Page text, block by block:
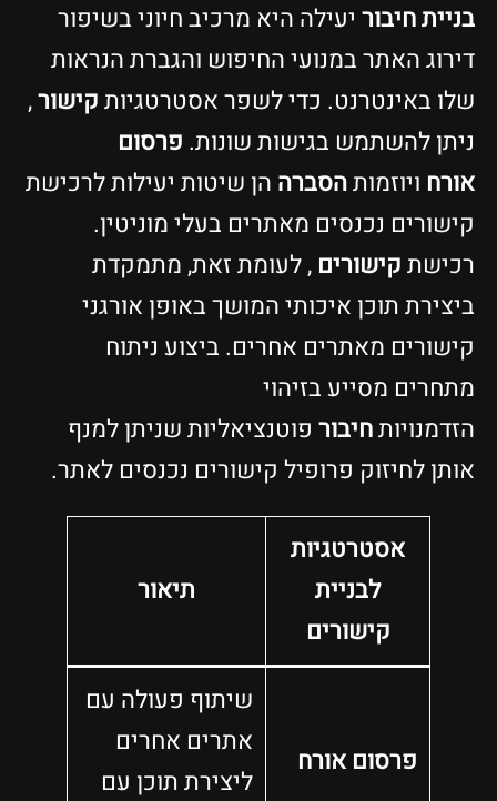
בניית חיבור יעילה היא מרכיב חיוני בשיפור
דירוג האתר במנועי החיפוש והגברת הנראות
שלו באינטרנט. כדי לשפר אסטרטגיותקישור,
ניתן להשתמש בגישות שונות. פרסום
אורח ויוזמותהסברה הן שיטות יעילות לרכישת
קישורים נכנסים מאתרים בעלי מוניטין.
רכישתקישורים , לעומת זאת, מתמקדת
ביצירת תוכן איכותי המושך באופן אורגני
קישורים מאתרים אחרים. ביצוע ניתוח
מתחרים מסייע בזיהוי
הזדמנויותחיבור פוטנציאליות שניתן למנף
אותן לחיזוק פרופיל קישורים נכנסים לאתר.
אסטרטגיות
לבניית
קישורים
תיאור
פרסום אורח
שיתוף פעולה עם
אתרים אחרים
ליצירת תוכן עם